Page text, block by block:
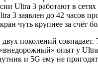
Ultra 3 работают в
3 заявлен до 42 часов
чуть крупнее за счёт
двух поколений
опыт у
и 5G ему не